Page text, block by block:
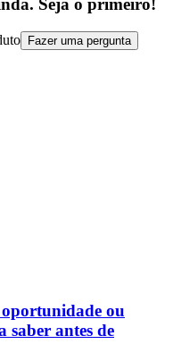
Seja o primeiro!
Fazer uma pergunta
ou
saber antes de